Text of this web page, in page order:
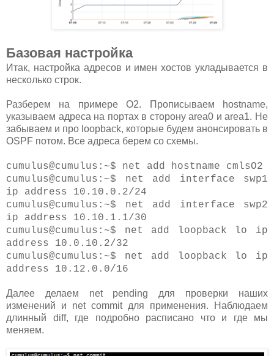
Базовая настройка
Итак, настройка адресов и имен хостов укладывается в
несколько строк.
Разберем на примере О2. Прописываем hostname,
указываем адреса на портах в сторону area0 и area1. Не
забываем и про loopback, которые будем анонсировать в
OSPF потом. Все адреса берем со схемы.
cumulus@cumulus:~$ net add hostname cmlsO2
cumulus@cumulus:~$ net add interface swp1
ip address 10.10.0.2/24
cumulus@cumulus:~$ net add interface swp2
ip address 10.10.1.1/30
cumulus@cumulus:~$ net add loopback lo ip
address 10.0.10.2/32
cumulus@cumulus:~$ net add loopback lo ip
address 10.12.0.0/16
Далее делаем net pending для проверки наших
изменений и net commit для применения. Наблюдаем
длинный diff, где подробно расписано что и где мы
меняем.